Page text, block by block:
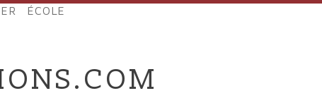
ÉCOLE